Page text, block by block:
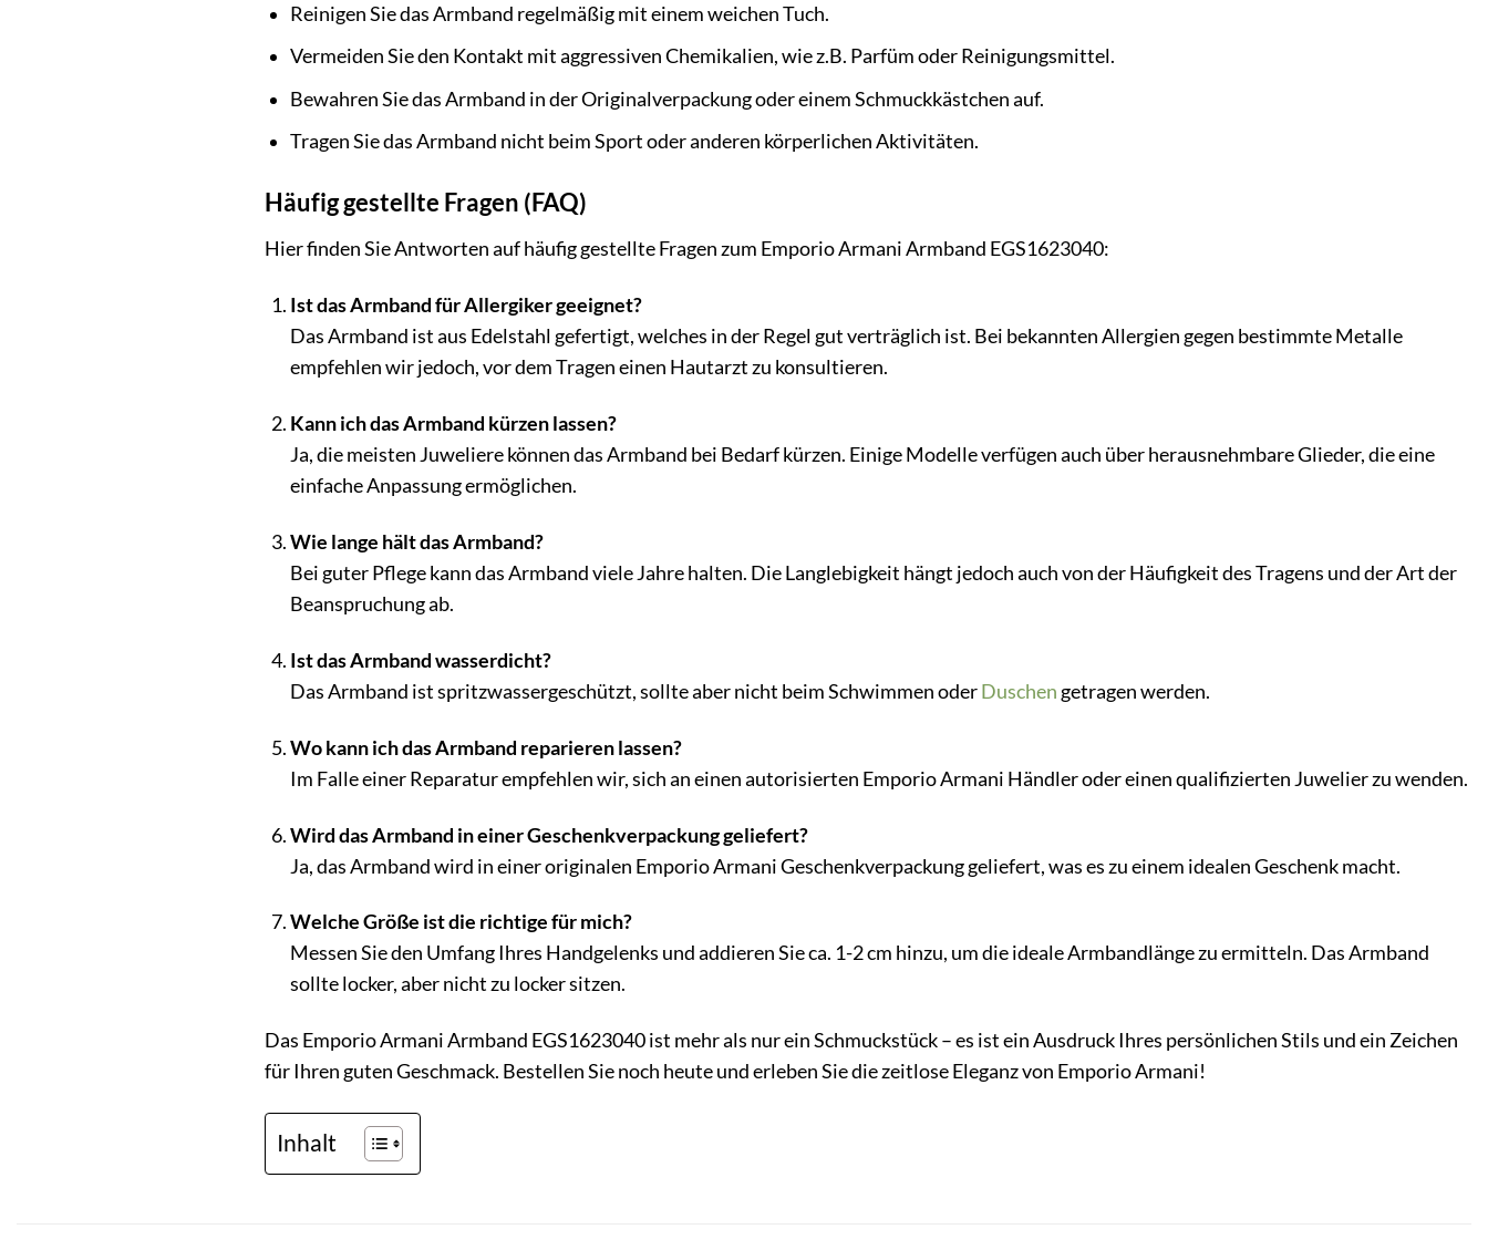
Reinigen Sie das Armband regelmäßig mit einem weichen Tuch.
Vermeiden Sie den Kontakt mit aggressiven Chemikalien, wie z.B. Parfüm oder Reinigungsmittel.
Bewahren Sie das Armband in der Originalverpackung oder einem Schmuckkästchen auf.
Tragen Sie das Armband nicht beim Sport oder anderen körperlichen Aktivitäten.
Häufig gestellte Fragen (FAQ)
Hier finden Sie Antworten auf häufig gestellte Fragen zum Emporio Armani Armband EGS1623040:
Ist das Armband für Allergiker geeignet?
Das Armband ist aus Edelstahl gefertigt, welches in der Regel gut verträglich ist. Bei bekannten Allergien gegen bestimmte Metalle
empfehlen wir jedoch, vor dem Tragen einen Hautarzt zu konsultieren.
Kann ich das Armband kürzen lassen?
Ja, die meisten Juweliere können das Armband bei Bedarf kürzen. Einige Modelle verfügen auch über herausnehmbare Glieder, die eine
einfache Anpassung ermöglichen.
Wie lange hält das Armband?
Bei guter Pflege kann das Armband viele Jahre halten. Die Langlebigkeit hängt jedoch auch von der Häufigkeit des Tragens und der Art der
Beanspruchung ab.
Ist das Armband wasserdicht?
Das Armband ist spritzwassergeschützt, sollte aber nicht beim Schwimmen oderDuschen getragen werden.
Wo kann ich das Armband reparieren lassen?
Im Falle einer Reparatur empfehlen wir, sich an einen autorisierten Emporio Armani Händler oder einen qualifizierten Juwelier zu wenden.
Wird das Armband in einer Geschenkverpackung geliefert?
Ja, das Armband wird in einer originalen Emporio Armani Geschenkverpackung geliefert, was es zu einem idealen Geschenk macht.
Welche Größe ist die richtige für mich?
Messen Sie den Umfang Ihres Handgelenks und addieren Sie ca. 1-2 cm hinzu, um die ideale Armbandlänge zu ermitteln. Das Armband
sollte locker, aber nicht zu locker sitzen.
Das Emporio Armani Armband EGS1623040 ist mehr als nur ein Schmuckstück – es ist ein Ausdruck Ihres persönlichen Stils und ein Zeichen
für Ihren guten Geschmack. Bestellen Sie noch heute und erleben Sie die zeitlose Eleganz von Emporio Armani!
Inhalt